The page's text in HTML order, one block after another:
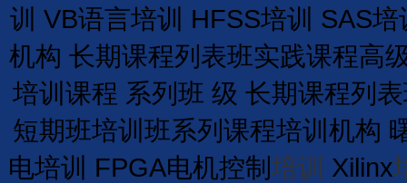
训 VB语言培训 HFSS培训 SAS培
机构 长期课程列表班实践课程高
培训课程 系列班 级 长期课程列表
短期班培训 班系列课程培训 机构
电培训 FPGA电机控制 培训 Xilinx